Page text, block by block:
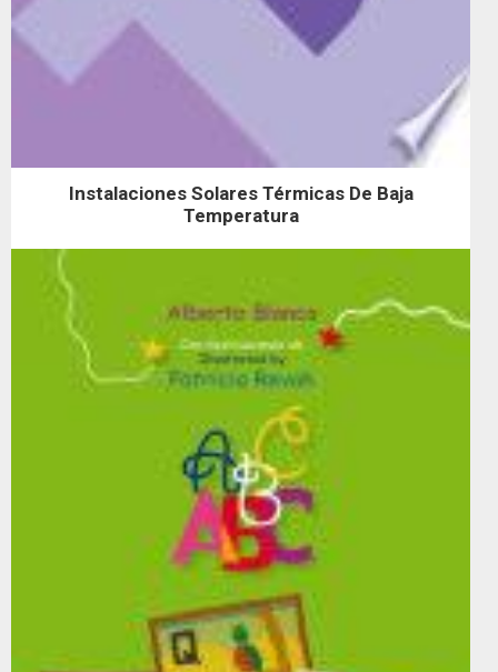
Instalaciones Solares Térmicas De Baja
Temperatura